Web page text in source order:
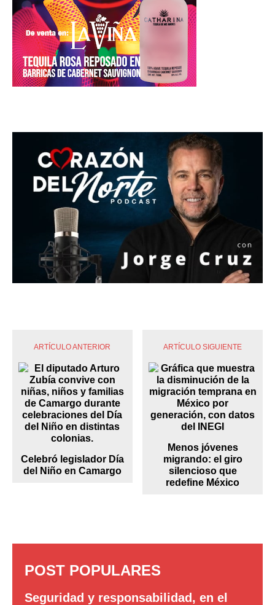
ARTÍCULO ANTERIOR
Celebró legislador Día
del Niño en Camargo
ARTÍCULO SIGUIENTE
Menos jóvenes
migrando: el giro
silencioso que
redefine México
POST POPULARES
Seguridad y responsabilidad, en el